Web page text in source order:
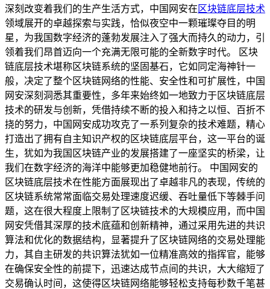
深刻改变着我们的生产生活方式，中国网安在 区块链底层技术
领域展开的卓越探索与实践，恰似夜空中一颗璀璨夺目的明
星，为我国数字经济的蓬勃发展注入了强大而持久的动力，引
领着我们昂首迈向一个充满无限可能的全新数字时代。 区块
链底层技术堪称区块链系统的坚固基石，它如同定海神针一
般，决定了整个区块链网络的性能、安全性和可扩展性，中国
网安深刻洞悉其重要性，多年来始终如一地致力于区块链底层
技术的研发与创新，凭借持续不断的投入和持之以恒、百折不
挠的努力，中国网安成功攻克了一系列复杂的技术难题，精心
打造出了拥有自主知识产权的区块链底层平台，这一平台的诞
生，犹如为我国区块链产业的发展搭建了一座坚实的桥梁，让
我们在数字经济的海洋中能够更加稳健地前行。 中国网安的
区块链底层技术在性能方面展现出了卓越非凡的表现，传统的
区块链系统常常面临交易处理速度迟缓、吞吐量低下等棘手问
题，这在很大程度上限制了区块链技术的大规模应用，而中国
网安凭借其深厚的技术底蕴和创新精神，通过采用先进的共识
算法和优化的数据结构，显著提升了区块链网络的交易处理能
力，其自主研发的共识算法犹如一位精准高效的指挥官，能够
在确保安全性的前提下，迅速达成节点间的共识，大大缩短了
交易确认时间，这使得区块链网络能够轻松支持每秒数千笔甚